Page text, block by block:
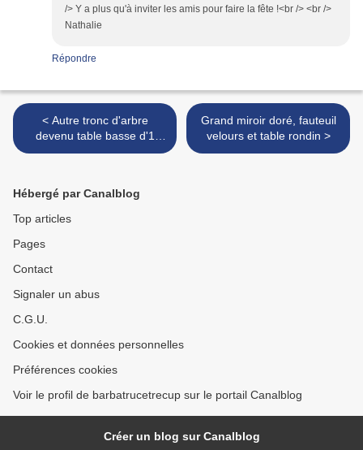
/> Y a plus qu'à inviter les amis pour faire la fête !<br /> <br />
Nathalie
Répondre
< Autre tronc d'arbre
devenu table basse d'1
mètre
Grand miroir doré, fauteuil
velours et table rondin >
Hébergé par Canalblog
Top articles
Pages
Contact
Signaler un abus
C.G.U.
Cookies et données personnelles
Préférences cookies
Voir le profil de barbatrucetrecup sur le portail Canalblog
Créer un blog sur Canalblog